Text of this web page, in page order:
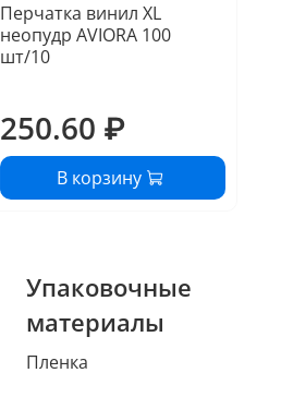
Перчатка винил ХL
неопудр AVIORA 100
шт/10
250.60 ₽
В корзину
Упаковочные
материалы
Пленка